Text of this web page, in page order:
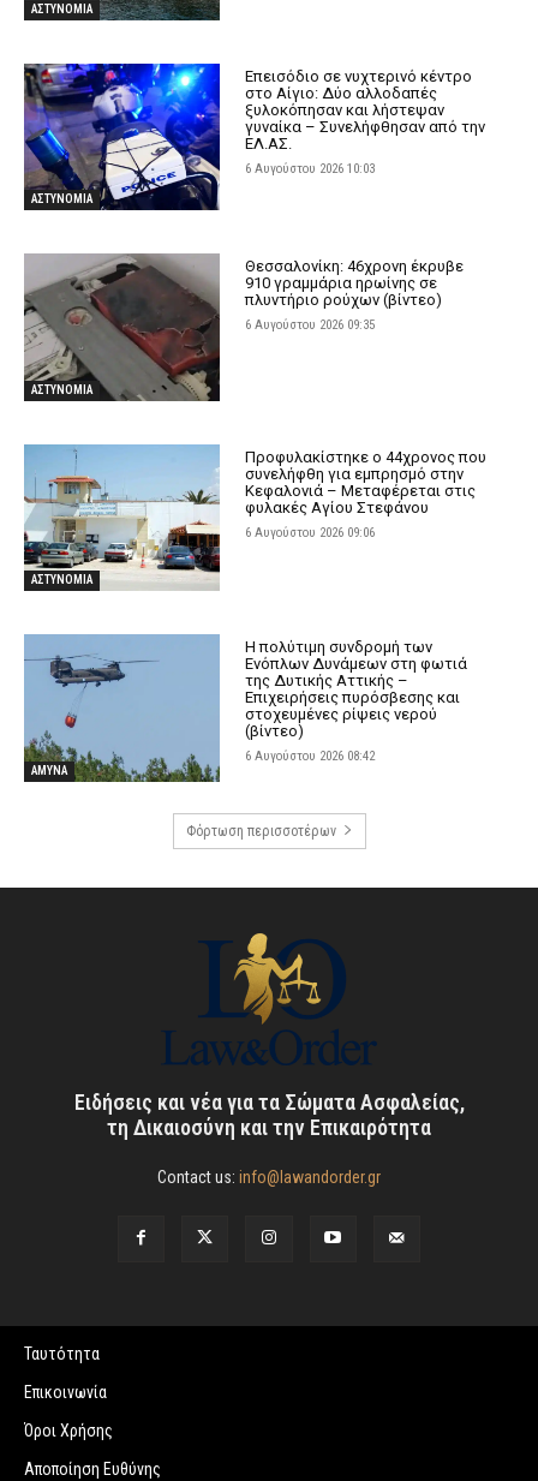
ΑΣΤΥΝΟΜΙΑ
ΑΣΤΥΝΟΜΙΑ
Επεισόδιο σε νυχτερινό κέντρο
στο Αίγιο: Δύο αλλοδαπές
ξυλοκόπησαν και λήστεψαν
γυναίκα – Συνελήφθησαν από την
ΕΛ.ΑΣ.
6 Αυγούστου 2026 10:03
ΑΣΤΥΝΟΜΙΑ
Θεσσαλονίκη: 46χρονη έκρυβε
910 γραμμάρια ηρωίνης σε
πλυντήριο ρούχων (βίντεο)
6 Αυγούστου 2026 09:35
ΑΣΤΥΝΟΜΙΑ
Προφυλακίστηκε ο 44χρονος που
συνελήφθη για εμπρησμό στην
Κεφαλονιά – Μεταφέρεται στις
φυλακές Αγίου Στεφάνου
6 Αυγούστου 2026 09:06
ΑΜΥΝΑ
H πολύτιμη συνδρομή των
Ενόπλων Δυνάμεων στη φωτιά
της Δυτικής Αττικής –
Επιχειρήσεις πυρόσβεσης και
στοχευμένες ρίψεις νερού
(βίντεο)
6 Αυγούστου 2026 08:42
Φόρτωση περισσοτέρων
Ειδήσεις και νέα για τα Σώματα Ασφαλείας,
τη Δικαιοσύνη και την Επικαιρότητα
Contact us: info@lawandorder.gr
Ταυτότητα
Επικοινωνία
Όροι Χρήσης
Αποποίηση Ευθύνης